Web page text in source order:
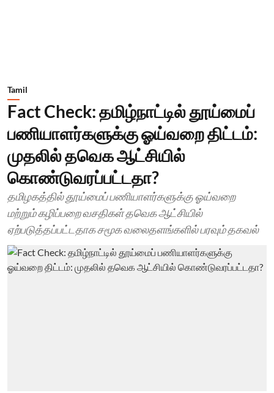
Tamil
Fact Check: தமிழ்நாட்டில் தூய்மைப்
பணியாளர்களுக்கு ஓய்வறை திட்டம்:
முதலில் தவெக ஆட்சியில்
கொண்டுவரப்பட்டதா?
தமிழகத்தில் தூய்மைப் பணியாளர்களுக்கு ஓய்வறை
மற்றும் கழிப்பறை வசதிகள் தவெக ஆட்சியில்
ஏற்படுத்தப்பட்டதாக சமூக வலைதளங்களில் பரவும் தகவல்